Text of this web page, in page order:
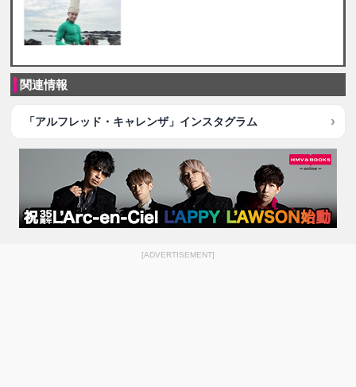
関連情報
「アルフレッド・キャレンザ」インスタグラム
[ADVERTISEMENT]